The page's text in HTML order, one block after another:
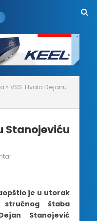
» VSS: Hvala Dejanu
Stanojeviću
je u utorak
štaba
Stanojević